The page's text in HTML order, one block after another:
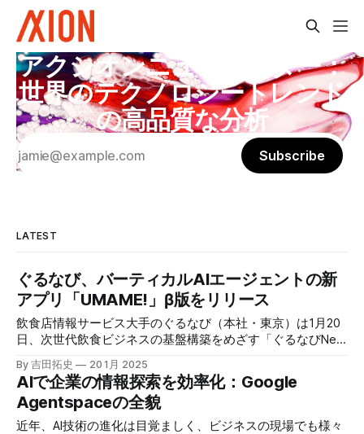
アクシオンニュースレター：
世界のテクノロジートレンド
の高品質な分析
Subscribe
LATEST
ぐるなび、バーティカルAIエージェントの新
アプリ「UMAME!」β版をリリース
飲食店情報サービス大手のぐるなび（本社・東京）は1月20
日、次世代飲食ビジネスの基盤構築をめざす「ぐるなびNext
プロジェクト」の初成果として、新たな飲食店探索アプリ
「UMAME!（うまみー！）」のβ版を公開した。
By 吉田拓史 20 1月 2025
AIで企業の情報探索を効率化：Google
Agentspaceの全貌
近年、AI技術の進化は目覚ましく、ビジネスの現場でも様々